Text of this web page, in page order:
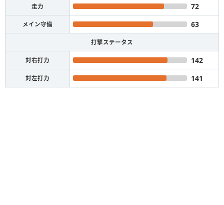
走力 72
メイン守備 63
打撃ステータス
対右打力 142
対左打力 141